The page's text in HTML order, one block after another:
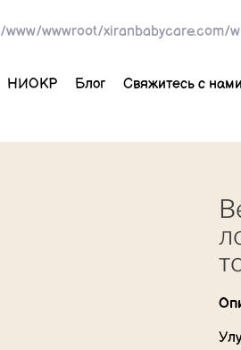
/www/wwwroot/
НИОКР Блог Свяжитесь с нами